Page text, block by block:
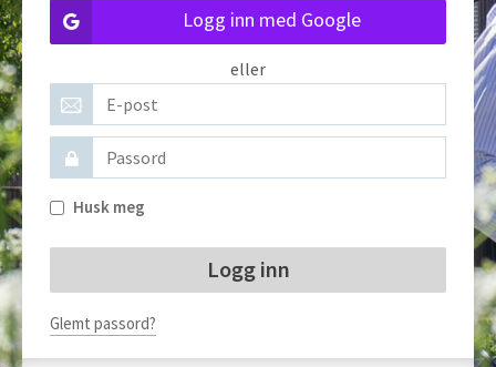
Logg inn med Google
eller
Husk meg
Glemt passord?